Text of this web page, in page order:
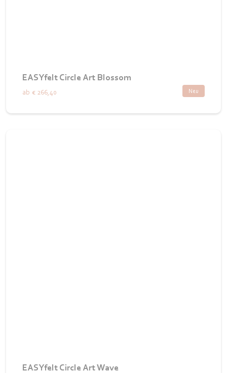
EASYfelt Circle Art Blossom
Neu
ab € 266,40
EASYfelt Circle Art Wave